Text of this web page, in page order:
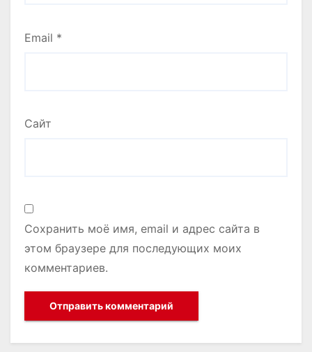
Email *
Сайт
Сохранить моё имя, email и адрес сайта в
этом браузере для последующих моих
комментариев.